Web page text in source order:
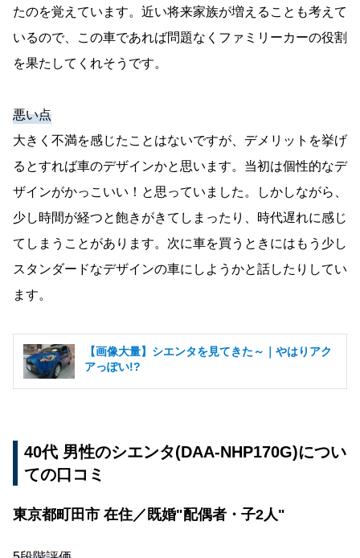
たのを覚えています。近い将来家族が増えることも考えて
いるので、この車であれば問題なくファミリーカーの役割
を果たしてくれそうです。
悪い点
大きく不満を感じたことはないですが、デメリットを挙げ
るとすれば車のデザインかと思います。当初は個性的なデ
ザインがかっこいい！と思っていました。しかしながら、
少し時間が経つと飽きがきてしまったり、時代遅れに感じ
てしまうことがあります。次に車を買うときにはもう少し
スタンダードなデザインの車にしようかと話したりしてい
ます。
【画像大量】シエンタを見てきた～｜やはりアク
アっぽい!?
40代 男性のシエンタ(DAA-NHP170G)につい
ての口コミ
東京都町田市 在住／既婚"配偶者・子2人"